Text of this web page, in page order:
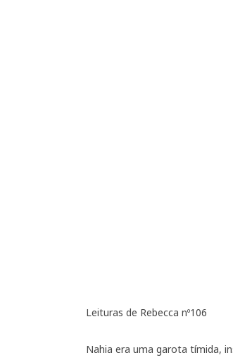
Leituras de Rebecca nº106
Nahia era uma garota tímida,